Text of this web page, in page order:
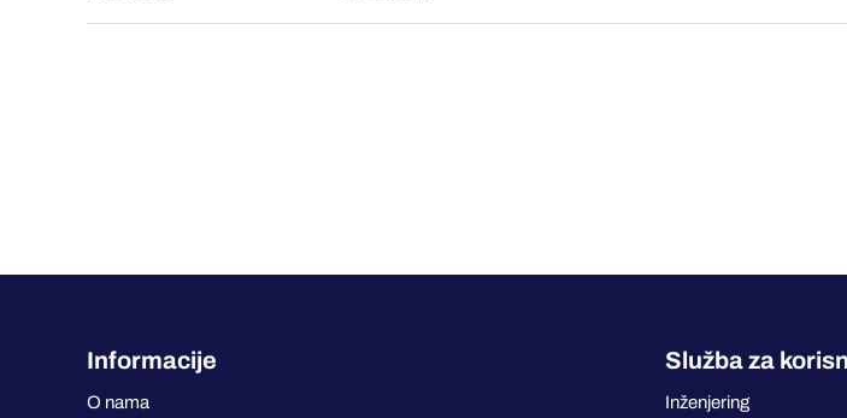
Informacije
O nama
Služba za
Inženjering